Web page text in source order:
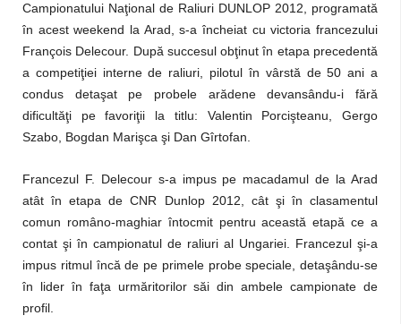
Campionatului Naţional de Raliuri DUNLOP 2012, programată
în acest weekend la Arad, s-a încheiat cu victoria francezului
François Delecour. După succesul obţinut în etapa precedentă
a competiţiei interne de raliuri, pilotul în vârstă de 50 ani a
condus detaşat pe probele arădene devansându-i fără
dificultăţi pe favoriţii la titlu: Valentin Porcişteanu, Gergo
Szabo, Bogdan Marişca şi Dan Gîrtofan.
Francezul F. Delecour s-a impus pe macadamul de la Arad
atât în etapa de CNR Dunlop 2012, cât şi în clasamentul
comun româno-maghiar întocmit pentru această etapă ce a
contat şi în campionatul de raliuri al Ungariei. Francezul şi-a
impus ritmul încă de pe primele probe speciale, detaşându-se
în lider în faţa urmăritorilor săi din ambele campionate de
profil.